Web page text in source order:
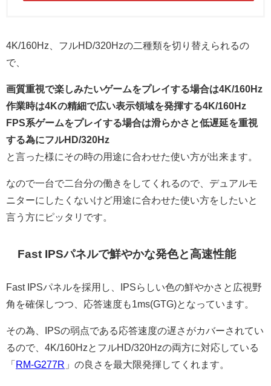
4K/160Hz、フルHD/320Hzの二種類を切り替えられるの
で、
画質重視で楽しみたいゲームをプレイする場合は4K/160Hz
作業時は4Kの精細で広い表示領域を発揮する4K/160Hz
FPS系ゲームをプレイする場合は滑らかさと低遅延を重視
する為にフルHD/320Hz
と言った様にその時の用途に合わせた使い方が出来ます。
なので一台で二台分の働きをしてくれるので、デュアルモ
ニターにしたくないけど用途に合わせた使い方をしたいと
言う方にピッタリです。
Fast IPSパネルで鮮やかな発色と高速性能
Fast IPSパネルを採用し、IPSらしい色の鮮やかさと広視野
角を確保しつつ、応答速度も1ms(GTG)となっています。
その為、IPSの弱点である応答速度の遅さがカバーされてい
るので、4K/160HzとフルHD/320Hzの両方に対応している
「 RM-G277R 」の良さを最大限発揮してくれます。